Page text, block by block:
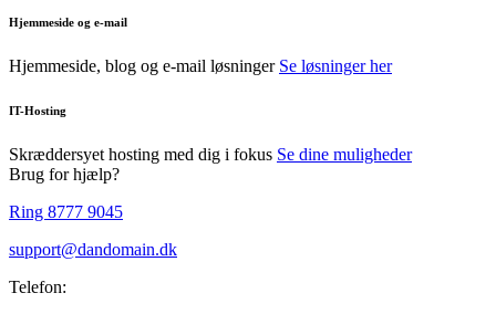
Hjemmeside og e-mail
Hjemmeside, blog og e-mail løsninger Se løsninger her
IT-Hosting
Skræddersyet hosting med dig i fokus Se dine muligheder
Brug for hjælp?
Ring 8777 9045
support@dandomain.dk
Telefon: